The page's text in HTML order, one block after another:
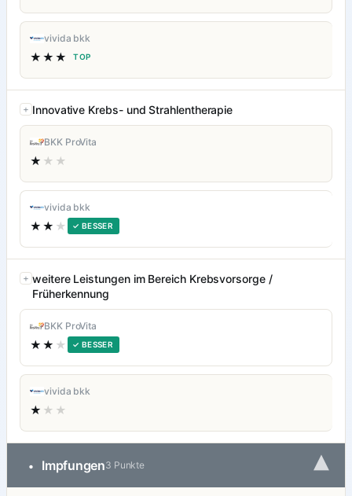
vivida bkk
★★★ TOP
Innovative Krebs- und Strahlentherapie
BKK ProVita
★ ★★
vivida bkk
★★ ★ ✓ BESSER
weitere Leistungen im Bereich Krebsvorsorge /
Früherkennung
BKK ProVita
★★ ★ ✓ BESSER
vivida bkk
★ ★★
• Impfungen3 Punkte ▾